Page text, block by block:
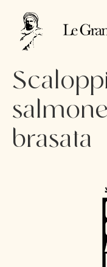
brasata